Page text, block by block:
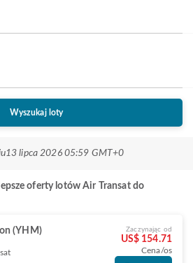
Wyszukaj loty
13 lipca 2026 05:59 GMT+0
oferty lotów Air Transat do
(YHM) Zaczynając od
US$ 154.71
Cena/os